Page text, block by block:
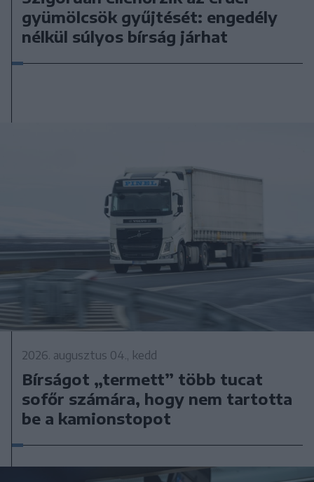
gyümölcsök gyűjtését: engedély
nélkül súlyos bírság járhat
2026. augusztus 04., kedd
Bírságot „termett” több tucat
sofőr számára, hogy nem tartotta
be a kamionstopot